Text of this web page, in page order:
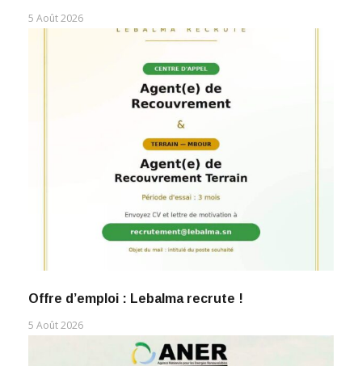
5 Août 2026
Offre d’emploi : Lebalma recrute !
5 Août 2026